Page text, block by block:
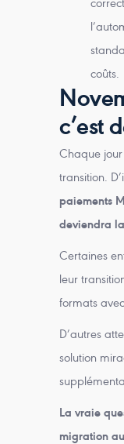
coûts.
c’est
Chaque
transition.
paiements
deviendra
Certaines
leur
formats
D’autres
solution
La vraie
migration